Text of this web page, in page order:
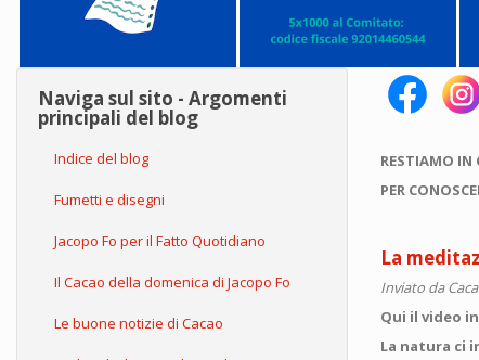
Naviga sul sito - Argomenti
principali del blog
Indice del blog
Fumetti e disegni
Jacopo Fo per il Fatto Quotidiano
Il Cacao della domenica di Jacopo Fo
Le buone notizie di Cacao
RESTIAMO
PER
La
Inviato da
Qui il video
La natura ci